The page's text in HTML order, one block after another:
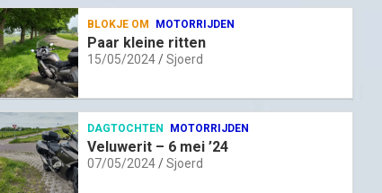
BLOKJE OM MOTORRIJDEN
Paar kleine ritten
15/05/2024 Sjoerd
DAGTOCHTEN MOTORRIJDEN
Veluwerit – 6 mei ’24
07/05/2024 Sjoerd